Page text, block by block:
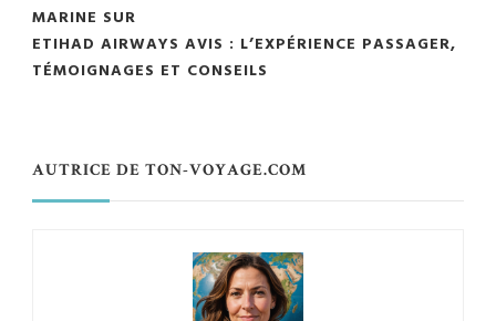
MARINE SUR
ETIHAD AIRWAYS AVIS : L’EXPÉRIENCE PASSAGER,
TÉMOIGNAGES ET CONSEILS
AUTRICE DE TON-VOYAGE.COM